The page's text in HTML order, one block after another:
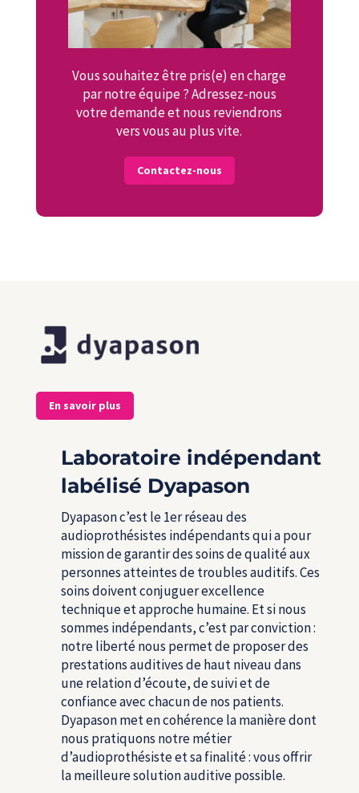
Vous souhaitez être pris(e) en charge
par notre équipe ? Adressez-nous
votre demande et nous reviendrons
vers vous au plus vite.
Contactez-nous
En savoir plus
Laboratoire indépendant
labélisé Dyapason
Dyapason c’est le 1erréseau des
audioprothésistes indépendants qui a pour
mission de garantir des soins de qualité aux
personnes atteintes de troubles auditifs. Ces
soins doivent conjuguer excellence
technique et approche humaine. Et si nous
sommes indépendants, c’est par conviction :
notre liberté nous permet de proposer des
prestations auditives de haut niveau dans
une relation d’écoute, de suivi et de
confiance avec chacun de nos patients.
Dyapason met en cohérence la manière dont
nous pratiquons notre métier
d’audioprothésiste et sa finalité : vous offrir
la meilleure solution auditive possible.